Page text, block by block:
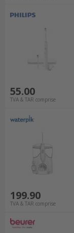
55.00
TVA & TAR comprise
199.90
TVA & TAR comprise